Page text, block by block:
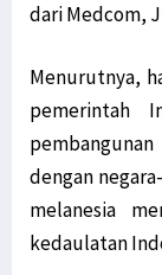
dari Medcom,
Menurutnya,
pemerintah
dengan
melanesia
kedaulatan